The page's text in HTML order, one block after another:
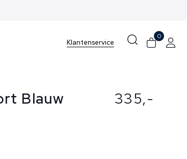
Klantenservice
0
Blauw 335,-